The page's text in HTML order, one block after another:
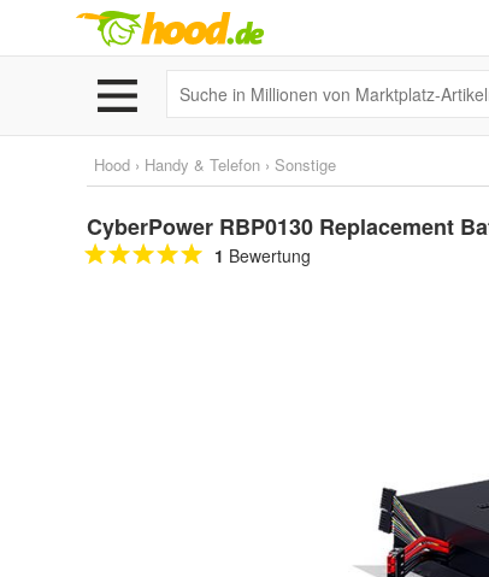
Hood › Handy & Telefon › Sonstige
CyberPower RBP0130 Replacement
1 Bewertung